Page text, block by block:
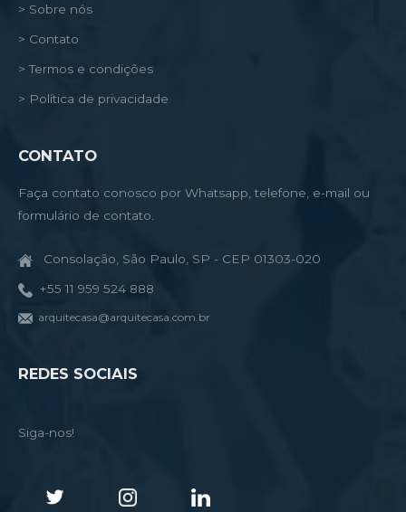
> Sobre nós
> Contato
> Termos e condições
> Política de privacidade
CONTATO
Faça contato conosco por Whatsapp, telefone, e-mail ou
formulário de contato.
Consolação, São Paulo, SP - CEP 01303-020
+55 11 959 524 888
arquitecasa@arquitecasa.com.br
REDES SOCIAIS
Siga-nos!